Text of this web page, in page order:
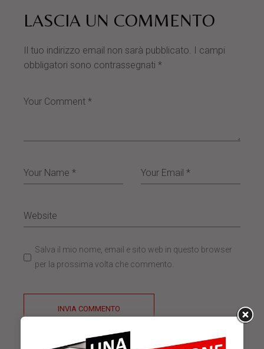
LASCIA UN COMMENTO
Il tuo indirizzo email non sarà pubblicato. I campi
obbligatori sono contrassegnati*
Salva il mio nome, email e sito web in questo browser
per la prossima volta che commento.
INVIA COMMENTO